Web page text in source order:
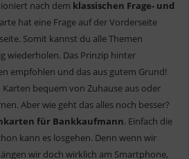
nach dem klassischen Frage- und
hat eine Frage auf der Vorderseite
Somit kannst du alle Themen
wiederholen. Das Prinzip hinter
empfohlen und das aus gutem Grund!
bequem von Zuhause aus oder
Aber wie geht das alles noch besser?
für Bankkaufmann. Einfach die
kann es losgehen. Denn wenn wir
wir doch wirklich am Smartphone,